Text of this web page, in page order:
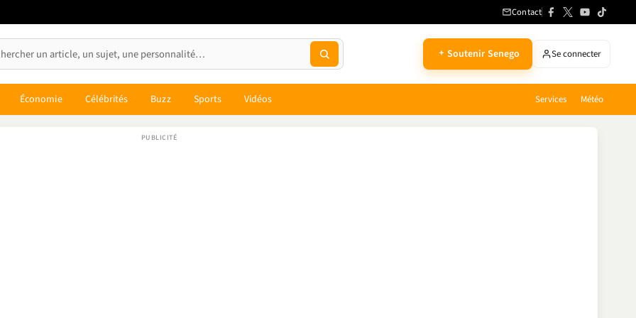
Contact
Soutenir Senego Se connecter
Économie Célébrités Buzz Sports Vidéos Services Météo